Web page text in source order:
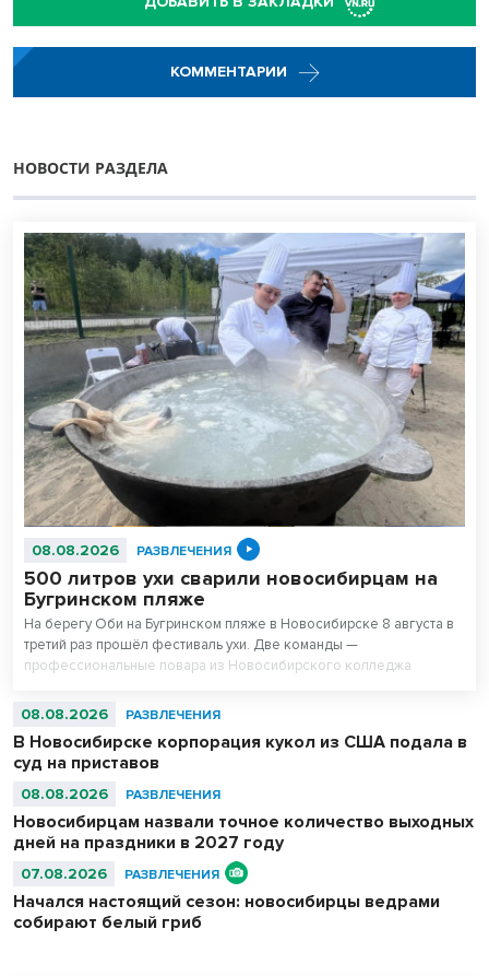
КОММЕНТАРИИ
НОВОСТИ РАЗДЕЛА
08.08.2026 РАЗВЛЕЧЕНИЯ
500 литров ухи сварили новосибирцам на
Бугринском пляже
На берегу Оби на Бугринском пляже в Новосибирске 8 августа в
третий раз прошёл фестиваль ухи. Две команды —
профессиональные повара из Новосибирского колледжа
приготовления очередь отдыхающих на пляже выстроилась за
08.08.2026 РАЗВЛЕЧЕНИЯ
В Новосибирске корпорация кукол из США подала в
суд на приставов
08.08.2026 РАЗВЛЕЧЕНИЯ
Новосибирцам назвали точное количество выходных
дней на праздники в 2027 году
07.08.2026 РАЗВЛЕЧЕНИЯ
Начался настоящий сезон: новосибирцы ведрами
собирают белый гриб